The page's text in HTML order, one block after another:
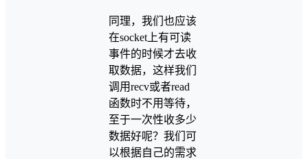
同理，我们也应该
在socket上有可读
事件的时候才去收
取数据，这样我们
调用recv或者read
函数时不用等待，
至于一次性收多少
数据好呢？我们可
以根据自己的需求